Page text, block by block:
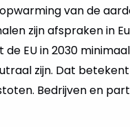
van de
zijn afspraken in
EU in 2030
zijn. Dat
Bedrijven en